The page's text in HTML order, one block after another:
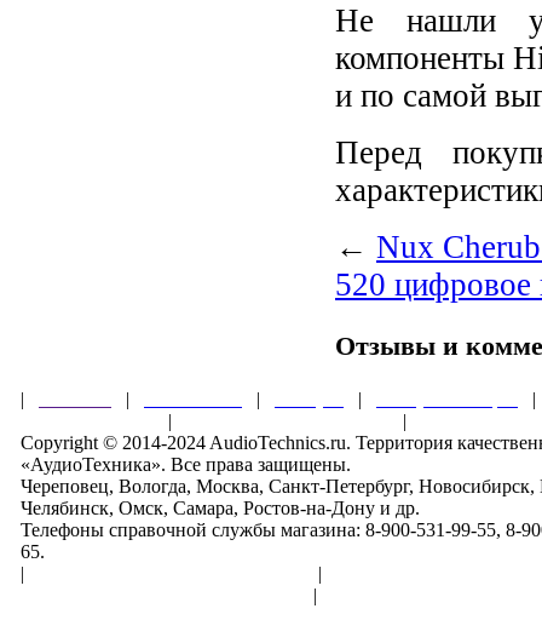
Не нашли у
компоненты
и по самой
Перед
← Nux
520 цифровое
Отзывы и
| | | |
|
|
Copyright © 2014-2024 AudioTechnics.ru. Территория
«АудиоТехника». Все права защищены.
Череповец, Вологда, Москва, Санкт-Петербург,
Челябинск, Омск, Самара, Ростов-на-Дону и др.
Телефоны справочной службы магазина: 8-900-531-99-55, 8-
65.
|
|
|